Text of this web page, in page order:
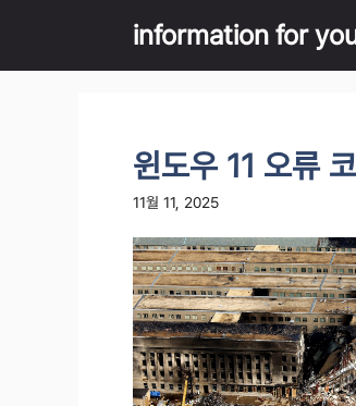
content
information for
윈도우 11 오류
11월 11, 2025